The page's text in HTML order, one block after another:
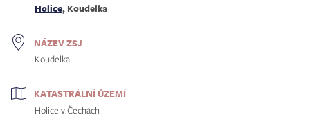
Holice, Koudelka
NÁZEV ZSJ
Koudelka
KATASTRÁLNÍ ÚZEMÍ
Holice v Čechách